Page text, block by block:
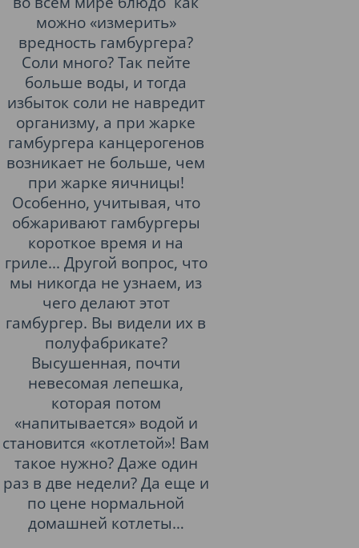
можно «измерить»
вредность гамбургера?
Соли много? Так пейте
больше воды, и тогда
избыток соли не навредит
организму, а при жарке
гамбургера канцерогенов
возникает не больше, чем
при жарке яичницы!
Особенно, учитывая, что
обжаривают гамбургеры
короткое время и на
гриле... Другой вопрос, что
мы никогда не узнаем, из
чего делают этот
гамбургер. Вы видели их в
полуфабрикате?
Высушенная, почти
невесомая лепешка,
которая потом
«напитывается» водой и
становится «котлетой»! Вам
такое нужно? Даже один
раз в две недели? Да еще и
по цене нормальной
домашней котлеты…